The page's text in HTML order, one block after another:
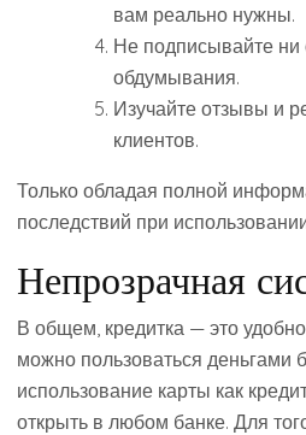
вам реально нужны.
Не подписывайте ни
обдумывания.
Изучайте отзывы и
клиентов.
Только обладая полной
последствий при
Непрозрачная
В общем, кредитка — это
можно пользоваться деньгами
использование карты как
открыть в любом банке. Для